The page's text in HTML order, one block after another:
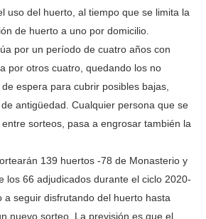
uso del huerto, al tiempo que se limita la
de huerto a uno por domicilio.
por un período de cuatro años con
por otros cuatro, quedando los no
espera para cubrir posibles bajas,
antigüedad. Cualquier persona que se
sorteos, pasa a engrosar también la
139 huertos -78 de Monasterio y
los 66 adjudicados durante el ciclo 2020-
a seguir disfrutando del huerto hasta
nuevo sorteo. La previsión es que el